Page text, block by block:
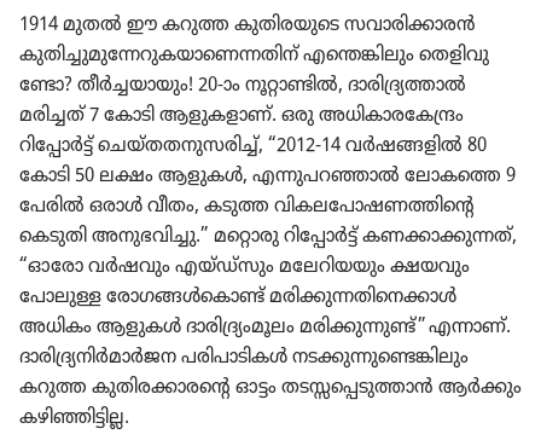
1914 മുതൽ ഈ കറുത്ത കുതി​ര​യു​ടെ സവാരി​ക്കാ​രൻ
കുതി​ച്ചു​മു​ന്നേ​റു​ക​യാ​ണെ​ന്ന​തിന്‌ എന്തെങ്കി​ലും തെളി​വു​
ണ്ടോ? തീർച്ച​യാ​യും! 20-ാം നൂറ്റാ​ണ്ടിൽ, ദാരി​ദ്ര്യ​ത്താൽ
മരിച്ചത്‌ 7 കോടി ആളുക​ളാണ്‌. ഒരു അധികാ​ര​കേ​ന്ദ്രം
റിപ്പോർട്ട്‌ ചെയ്‌ത​ത​നു​സ​രിച്ച്‌, “2012-14 വർഷങ്ങ​ളിൽ 80
കോടി 50 ലക്ഷം ആളുകൾ, എന്നുപ​റ​ഞ്ഞാൽ ലോകത്തെ 9
പേരിൽ ഒരാൾ വീതം, കടുത്ത വികല​പോ​ഷ​ണ​ത്തി​ന്റെ
കെടുതി അനുഭ​വി​ച്ചു.” മറ്റൊരു റിപ്പോർട്ട്‌ കണക്കാ​ക്കു​ന്നത്‌,
“ഓരോ വർഷവും എയ്‌ഡ്‌സും മലേറി​യ​യും ക്ഷയവും
പോലുള്ള രോഗ​ങ്ങൾകൊണ്ട്‌ മരിക്കു​ന്ന​തി​നെ​ക്കാൾ
അധികം ആളുകൾ ദാരി​ദ്ര്യം​മൂ​ലം മരിക്കു​ന്നുണ്ട്‌” എന്നാണ്‌.
ദാരി​ദ്ര്യ​നിർമാർജന പരിപാ​ടി​കൾ നടക്കു​ന്നു​ണ്ടെ​ങ്കി​ലും
കറുത്ത കുതി​ര​ക്കാ​രന്റെ ഓട്ടം തടസ്സ​പ്പെ​ടു​ത്താൻ ആർക്കും
കഴിഞ്ഞി​ട്ടില്ല.